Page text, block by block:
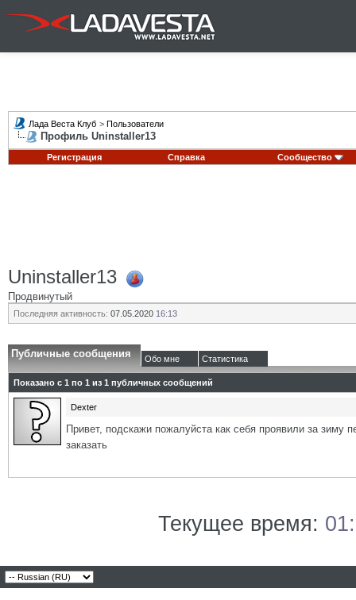
Лада Веста Клуб > Пользователи
Профиль Uninstaller13
Регистрация Справка Сообщество
Uninstaller13
Продвинутый
Последняя активность: 07.05.2020 16:13
Публичные сообщения Обо мне Статистика
Показано с 1 по 1 из 1 публичных сообщений
Dexter
Привет, подскажи пожалуйста как себя проявили за зиму
заказать
Текущее время: